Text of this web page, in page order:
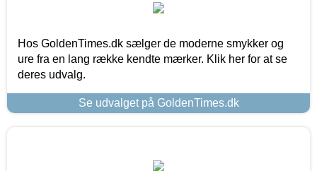
Hos GoldenTimes.dk sælger de moderne smykker og
ure fra en lang række kendte mærker. Klik her for at se
deres udvalg.
Se udvalget på GoldenTimes.dk